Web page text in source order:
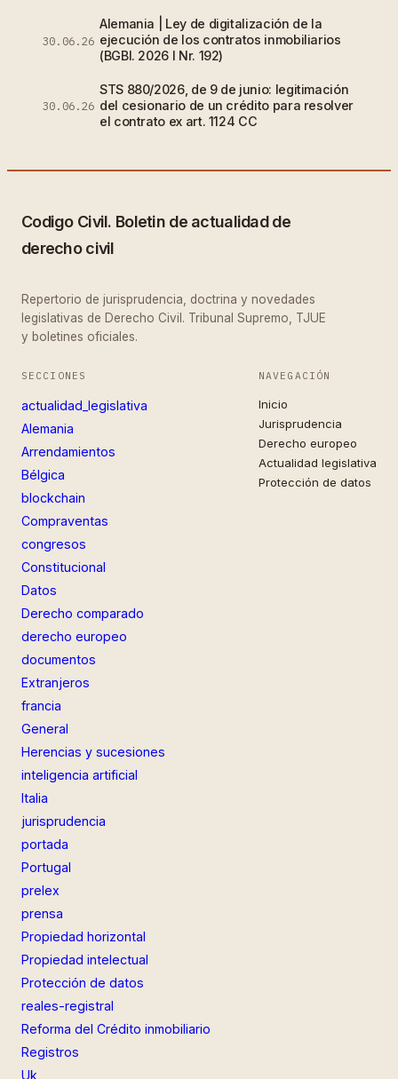
30.06.26
Alemania | Ley de digitalización de la
ejecución de los contratos inmobiliarios
(BGBl. 2026 I Nr. 192)
30.06.26
STS 880/2026, de 9 de junio: legitimación
del cesionario de un crédito para resolver
el contrato ex art. 1124 CC
Codigo Civil. Boletin de actualidad de
derecho civil
Repertorio de jurisprudencia, doctrina y novedades
legislativas de Derecho Civil. Tribunal Supremo, TJUE
y boletines oficiales.
SECCIONES
actualidad_legislativa
Alemania
Arrendamientos
Bélgica
blockchain
Compraventas
congresos
Constitucional
Datos
Derecho comparado
derecho europeo
documentos
Extranjeros
francia
General
Herencias y sucesiones
inteligencia artificial
Italia
jurisprudencia
portada
Portugal
prelex
prensa
Propiedad horizontal
Propiedad intelectual
Protección de datos
reales-registral
Reforma del Crédito inmobiliario
Registros
Uk
NAVEGACIÓN
Inicio
Jurisprudencia
Derecho europeo
Actualidad legislativa
Protección de datos